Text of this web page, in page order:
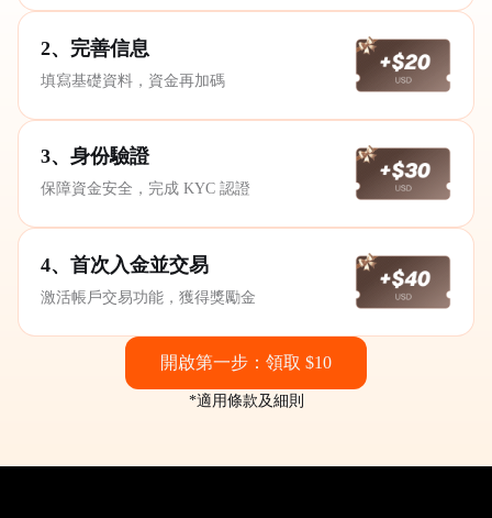
2、完善信息
填寫基礎資料，資金再加碼
3、身份驗證
保障資金安全，完成 KYC 認證
4、首次入金並交易
激活帳戶交易功能，獲得獎勵金
開啟第一步：領取 $10
*適用條款及細則